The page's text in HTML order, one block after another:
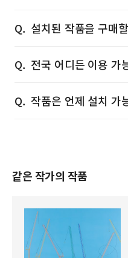
설치된 작품을 구매
전국 어디든 이용 가
작품은 언제 설치 가
같은 작가의 작품